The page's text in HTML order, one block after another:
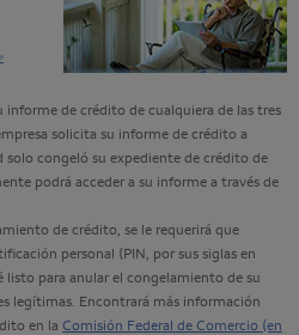
®
informe de crédito de cualquiera de las tres
solicita su informe de crédito a
solo congeló su expediente de crédito de
podrá acceder a su informe a través de
de crédito, se le requerirá que
personal (PIN, por sus siglas en
listo para anular el congelamiento de su
legítimas. Encontrará más información
en la Comisión Federal de Comercio (en